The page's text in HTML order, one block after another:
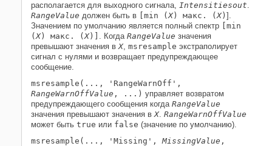
располагается для выходного сигнала, Intensitiesout.
RangeValue должен быть в [min (X) макс. (X) ].
Значением по умолчанию является полный спектр
[min
(X) макс. (X)] . Когда RangeValue значения
превышают значения вX, msresample экстраполирует
сигнал с нулями и возвращает предупреждающее
сообщение.
msresample(..., 'RangeWarnOff',
RangeWarnOffValue , ...) управляет возвратом
предупреждающего сообщения когда RangeValue
значения превышают значения вX. RangeWarnOffValue
может быть true или false (значение по умолчанию).
msresample(..., 'Missing',MissingValue ,